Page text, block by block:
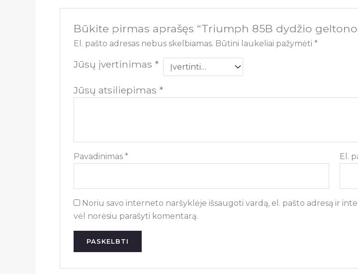
Būkite pirmas aprašęs “Triumph 85B dydžio
El. pašto adresas nebus skelbiamas. Būtini laukeliai pažymėti *
Jūsų įvertinimas *
Jūsų atsiliepimas *
Pavadinimas * El.
Noriu savo interneto naršyklėje išsaugoti vardą, el. pašto adresą ir
vėl norėsiu parašyti komentarą.